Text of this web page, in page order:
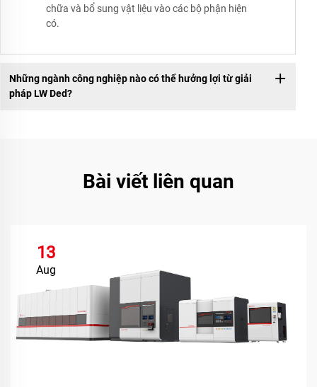
chữa và bổ sung vật liệu vào các bộ phận hiện
có.
Những ngành công nghiệp nào có thể hưởng lợi từ giải
pháp LW Ded?
Bài viết liên quan
13
Aug